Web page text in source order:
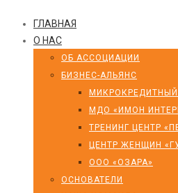
ГЛАВНАЯ
О НАС
ОБ АССОЦИАЦИИ
БИЗНЕС-АЛЬЯНС
МДО «ИМОН
ТРЕНИНГ ЦЕНТР
ЦЕНТР ЖЕНЩИН
ООО «ОЗАРА»
ОСНОВАТЕЛИ